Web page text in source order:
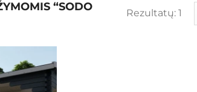
“SODO
Rezultatų: 1